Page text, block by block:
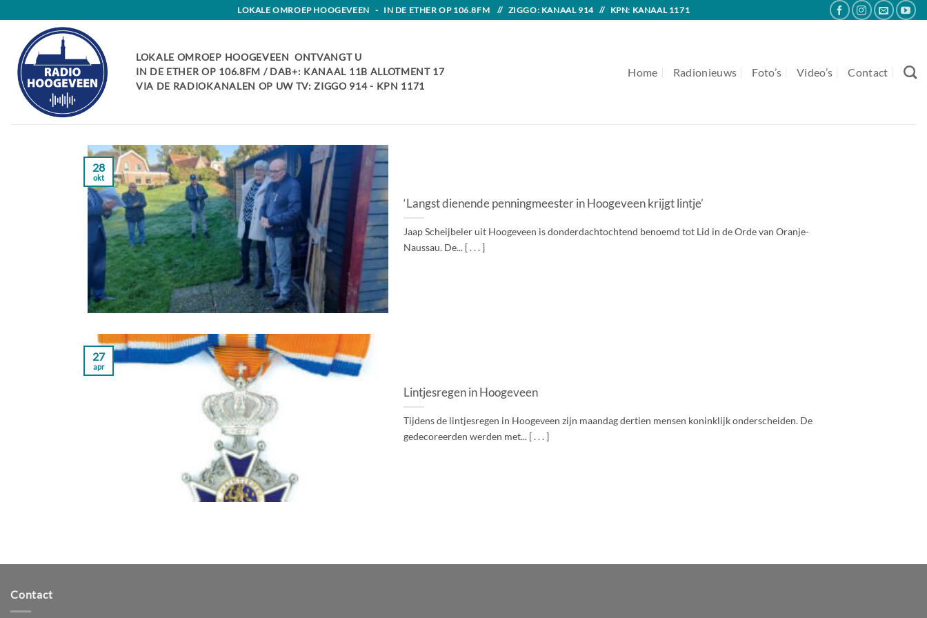
content
LOKALE OMROEP HOOGEVEEN - IN DE ETHER OP 106.8FM // ZIGGO: KANAAL 914 // KPN: KANAAL 1171
LOKALE OMROEP HOOGEVEEN ONTVANGT U
IN DE ETHER OP 106.8FM / DAB+: KANAAL 11B ALLOTMENT 17
VIA DE RADIOKANALEN OP UW TV: ZIGGO 914 - KPN 1171
Home Radionieuws Foto’s Video’s Contact
‘Langst dienende penningmeester in Hoogeveen krijgt lintje’
Jaap Scheijbeler uit Hoogeveen is donderdachtochtend benoemd tot Lid in de Orde van Oranje-
Naussau. De... [ . . . ]
28
okt
Lintjesregen in Hoogeveen
Tijdens de lintjesregen in Hoogeveen zijn maandag dertien mensen koninklijk onderscheiden. De
gedecoreerden werden met... [ . . . ]
27
apr
Contact